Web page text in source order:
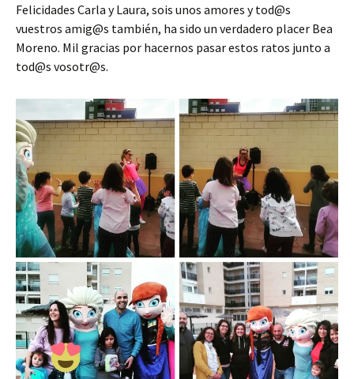
Felicidades Carla y Laura, sois unos amores y tod@s
vuestros amig@s también, ha sido un verdadero placer Bea
Moreno. Mil gracias por hacernos pasar estos ratos junto a
tod@s vosotr@s.